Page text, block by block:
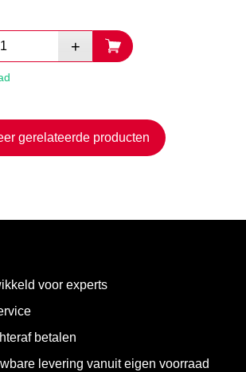
gerelateerde producten
voor experts
betalen
levering vanuit eigen voorraad